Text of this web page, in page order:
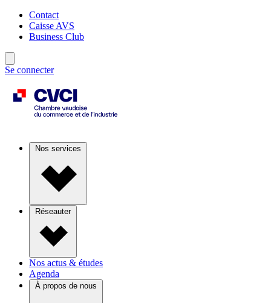
Contact
Caisse AVS
Business Club
Se connecter
Nos services
Réseauter
Nos actus & études
Agenda
À propos de nous